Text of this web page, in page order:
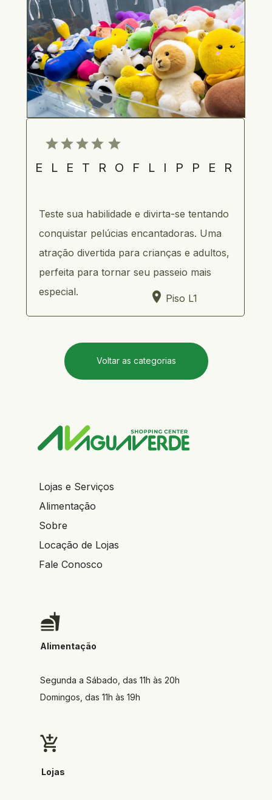
Teste sua habilidade e divirta-se tentando
conquistar pelúcias encantadoras. Uma
atração divertida para crianças e adultos,
perfeita para tornar seu passeio mais
especial.
Piso L1
ELETROFLIPPER
Voltar as categorias
Alimentação
Segunda a Sábado, das 11h às 20h
Domingos, das 11h às 19h
Lojas
Lojas e Serviços
Alimentação
Sobre
Locação de Lojas
Fale Conosco